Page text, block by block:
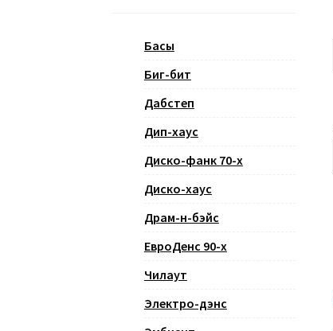
Басы
Биг-бит
Дабстеп
Дип-хаус
Диско-фанк 70-х
Диско-хаус
Драм-н-бэйс
ЕвроДенс 90-х
Чилаут
Электро-дэнс